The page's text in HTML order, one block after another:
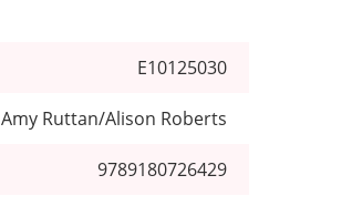
E10125030
Amy Ruttan/Alison Roberts
9789180726429